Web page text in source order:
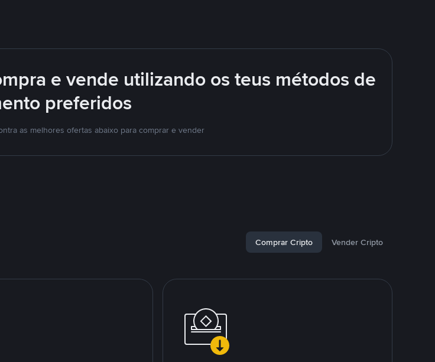
e vende utilizando os teus métodos de
preferidos
as melhores ofertas abaixo para comprar e vender
Comprar Cripto Vender Cripto